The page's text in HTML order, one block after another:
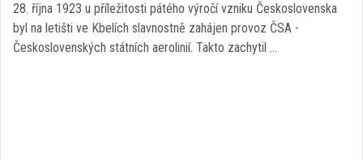
28. října 1923 u příležitosti pátého výročí vzniku Československa
byl na letišti ve Kbelích slavnostně zahájen provoz ČSA -
Československých státních aerolinií. Takto zachytil …